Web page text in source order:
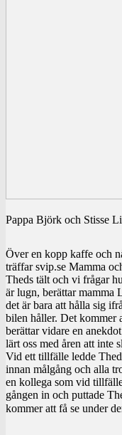
Pappa Björk och Stisse
Över en kopp kaffe och
träffar svip.se Mamma
Theds tält och vi frågar
är lugn, berättar mamma
det är bara att hålla sig
bilen håller. Det kommer
berättar vidare en
lärt oss med åren att inte
Vid ett tillfälle ledde
innan målgång och alla
en kollega som vid
gången in och puttade
kommer att få se under